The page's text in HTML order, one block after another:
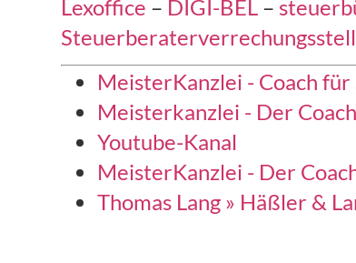
Lexoffice – DIGI-BEL –
MeisterKanzlei - Coach
Meisterkanzlei - Der
Youtube-Kanal
MeisterKanzlei - Der
Thomas Lang » Häßler &